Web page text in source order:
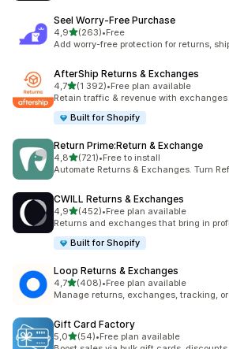
Seel Worry‑Free Purchase
4,9z 5 hvězd
(263)
Celkový počet recenzí: 263
•Free
Add worry-free protection for returns,
AfterShip Returns & Exchanges
4,7z 5 hvězd
(1 392)
Celkový počet recenzí: 1392
•Free plan available
Retain traffic & revenue with
Built for Shopify
Return Prime:Return & Exchange
4,8z 5 hvězd
(721)
Celkový počet recenzí: 721
•Free to install
Automate Returns & Exchanges. Turn
CWILL Returns & Exchanges
4,9z 5 hvězd
(452)
Celkový počet recenzí: 452
•Free plan available
Returns and exchanges that bring in
Built for Shopify
Loop Returns & Exchanges
4,7z 5 hvězd
(408)
Celkový počet recenzí: 408
•Free plan available
Manage returns, exchanges, tracking,
Gift Card Factory
5,0z 5 hvězd
(54)
Celkový počet recenzí: 54
•Free plan available